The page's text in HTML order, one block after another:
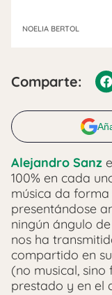
NOELIA BERTOL
Comparte:
Alejandro Sanz
100% en cada
música da
presentándose
ningún ángulo
nos ha
compartido en
(no musical,
prestado y en el